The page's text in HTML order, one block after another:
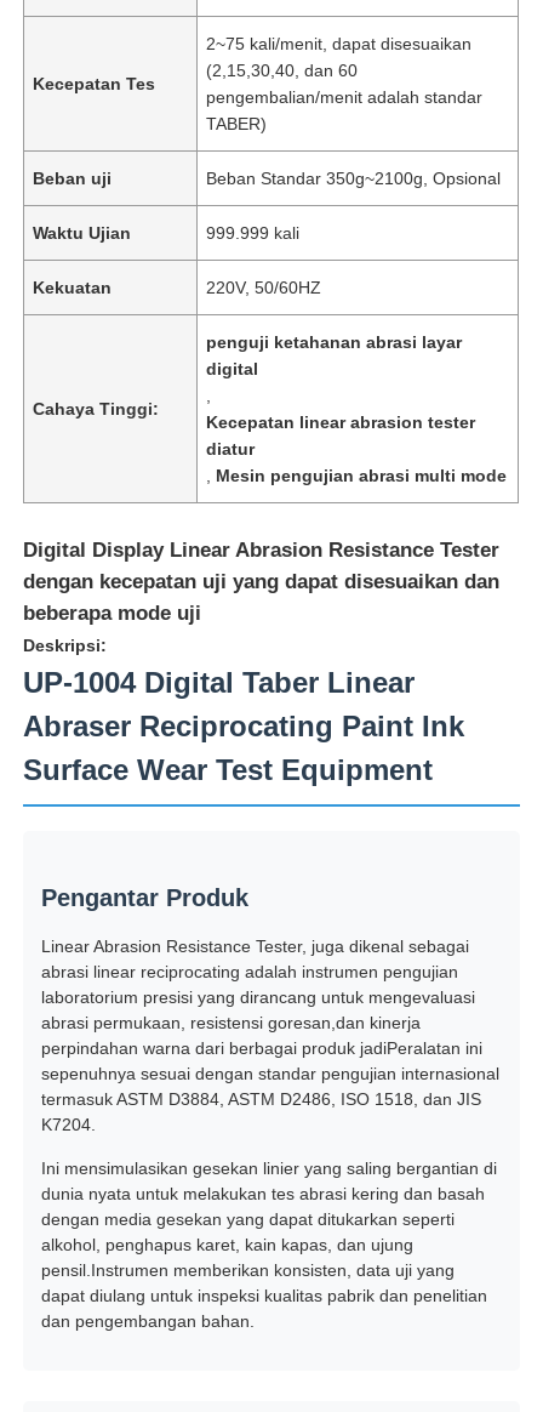
Produk
Wisata pabrik
Kontrol kualitas
Hubungi kami
Quote request suatu
Peralatan Pengujian Lab
Ruang Uji Lingkungan
Kecepatan Tes
2~75 kali/menit, dapat disesuaikan
(2,15,30,40, dan 60
pengembalian/menit adalah standar
TABER)
Beban uji Beban Standar 350g~2100g, Opsional
Waktu Ujian 999.999 kali
Kekuatan 220V, 50/60HZ
Cahaya Tinggi:
penguji ketahanan abrasi layar
digital
Kecepatan linear abrasion tester
diatur
Mesin pengujian abrasi multi mode
Digital Display Linear Abrasion Resistance Tester
dengan kecepatan uji yang dapat disesuaikan dan
beberapa mode uji
Deskripsi:
UP-1004 Digital Taber Linear
Abraser Reciprocating Paint Ink
Surface Wear Test Equipment
Pengantar Produk
Linear Abrasion Resistance Tester, juga dikenal sebagai
abrasi linear reciprocating adalah instrumen pengujian
laboratorium presisi yang dirancang untuk mengevaluasi
abrasi permukaan, resistensi goresan,dan kinerja
perpindahan warna dari berbagai produk jadiPeralatan ini
sepenuhnya sesuai dengan standar pengujian internasional
termasuk ASTM D3884, ASTM D2486, ISO 1518, dan JIS
K7204.
Ini mensimulasikan gesekan linier yang saling bergantian di
dunia nyata untuk melakukan tes abrasi kering dan basah
dengan media gesekan yang dapat ditukarkan seperti
alkohol, penghapus karet, kain kapas, dan ujung
pensil.Instrumen memberikan konsisten, data uji yang
dapat diulang untuk inspeksi kualitas pabrik dan penelitian
dan pengembangan bahan.